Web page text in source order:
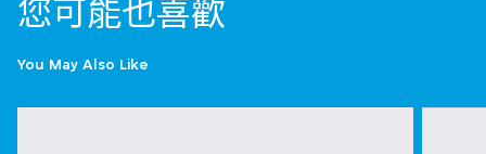
您可能也喜歡
You May Also Like